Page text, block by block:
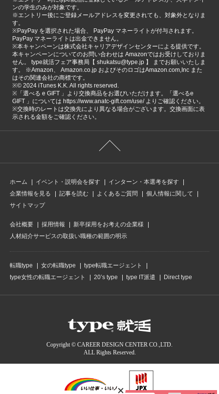
ンの学生のみが対象です。
※エントリー後にご登録メールアドレスを変更されても、対象外となりま
す。
※PayPay を選択された場合、 PayPay マネーライトが付与されます。
PayPay マネーライトは出金できません。
※本キャンペーンは株式会社キャリアデザインセンターによる提供です。
本キャンペーンについてのお問い合わせは Amazonではお受けしておりま
せん。 type就活フェア事務局【 shukatsu@type.jp 】 までお願いいたしま
す。 ※Amazon、 Amazon.co.jp およびそのロゴはAmazon.com,Inc また
はその関連会社の商標です。
※©️ 2024 iTunes K.K. All rights reserved.
※「選べる e GIFT 」より交換商品をお選びいただけます。「選べるe
GIFT 」については https://www.anatc-gift.com/use/ よりご確認ください。
※交換時のレートは交換先により異なる場合がございます。交換画面に表
示される金額をご確認ください。
ホーム イベント・説明会を探す
インターン・本選考を探す
企業情報を見る
記事を読む よくあるご質問
個人情報に関して
サイトマップ
会社概要 採用情報
新卒採用をお考えの企業様
人材紹介サービスの取扱い職種の範囲の明示
転職type 女の転職type
type転職エージェント
type女性の転職エージェント
20’s type type IT派遣 Direct type
Copyright © CAREER DESIGN CENTER CO.,LTD.
ALL Rights Reserved.